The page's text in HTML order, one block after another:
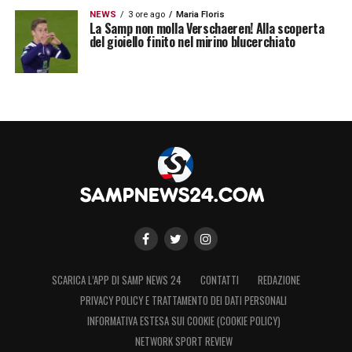
LA PLAYLIST DELLE NOSTRE TOP NEWS
NEWS 3 ore ago Maria Floris
La Samp non molla Verschaeren! Alla scoperta
del gioiello finito nel mirino blucerchiato
SCARICA L’APP DI SAMP NEWS 24 CONTATTI
REDAZIONE
PRIVACY POLICY E TRATTAMENTO DEI DATI PERSONALI
INFORMATIVA ESTESA SUI COOKIE (COOKIE POLICY)
NETWORK SPORT REVIEW